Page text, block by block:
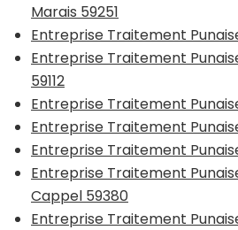
Marais 59251
Entreprise Traitement
Entreprise Traitement
59112
Entreprise Traitement
Entreprise Traitement
Entreprise Traitement
Entreprise Traitement
Cappel 59380
Entreprise Traitement